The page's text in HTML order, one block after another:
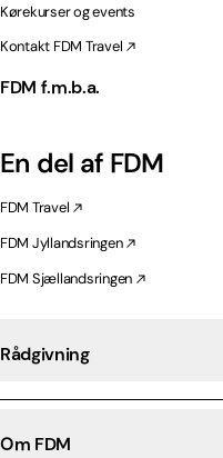
Kørekurser og events
Kontakt FDM Travel
FDM f.m.b.a.
En del af FDM
FDM Travel
FDM Jyllandsringen
FDM Sjællandsringen
Rådgivning
Om FDM